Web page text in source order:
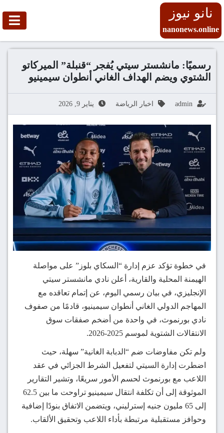
نانو نيوز
nanonews.online
رسميًا: مانشستر سيتي يُفجر “قنبلة” الميركاتو
الشتوي ويضم الهداف الغاني أنطوان سيمينيو
admin اخبار الرياضة يناير 9, 2026
في خطوة تؤكد عزم إدارة “السكاي بلوز” على مواصلة
الهيمنة المحلية والقارية، أعلن نادي مانشستر سيتي
الإنجليزي، في بيان رسمي اليوم، عن إتمام تعاقده مع
المهاجم الدولي الغاني أنطوان سيمينيو، قادمًا من صفوف
نادي بورنموث، في واحدة من أضخم صفقات سوق
الانتقالات الشتوية لموسم 2025-2026.
ولم تكن مفاوضات ضم “الدبابة الغانية” سهلة، حيث
اضطرت إدارة السيتي لتفعيل الشرط الجزائي في عقد
اللاعب مع بورنموث لحسم الأمور سريعًا، وتشير التقارير
الموثوقة إلى أن تكلفة انتقال سيمينيو تراوحت ما بين 62.5
إلى 65 مليون جنيه إسترليني، ويتضمن الاتفاق بنودًا إضافية
وحوافز مستقبلية مرتبطة بأداء اللاعب وتحقيق الألقاب.